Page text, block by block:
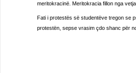
meritokracinë. Meritokracia fillon nga vetja.
Fati i protestës së studentëve tregon se
protestën, sepse vrasim çdo shanc për